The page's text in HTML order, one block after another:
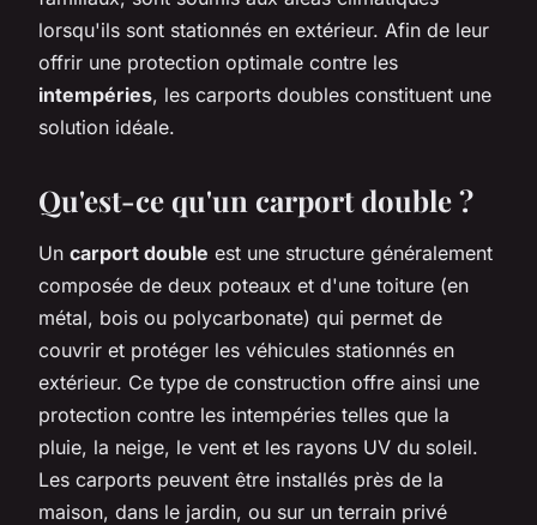
lorsqu'ils sont stationnés en extérieur. Afin de leur
offrir une protection optimale contre les
intempéries, les carports doubles constituent une
solution idéale.
Qu'est-ce qu'un carport double ?
Un carport double est une structure généralement
composée de deux poteaux et d'une toiture (en
métal, bois ou polycarbonate) qui permet de
couvrir et protéger les véhicules stationnés en
extérieur. Ce type de construction offre ainsi une
protection contre les intempéries telles que la
pluie, la neige, le vent et les rayons UV du soleil.
Les carports peuvent être installés près de la
maison, dans le jardin, ou sur un terrain privé